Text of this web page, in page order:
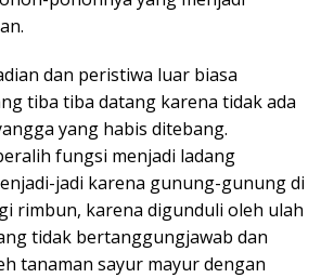
dan peristiwa luar biasa
tiba tiba datang karena tidak ada
yang habis ditebang.
fungsi menjadi ladang
jadi karena gunung-gunung di
rimbun, karena digunduli oleh ulah
tidak bertanggungjawab dan
tanaman sayur mayur dengan